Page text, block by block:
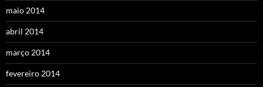
maio 2014
abril 2014
março 2014
fevereiro 2014